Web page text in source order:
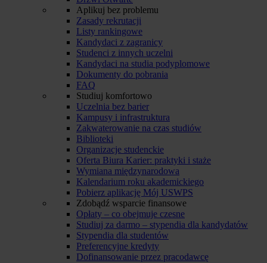
Aplikuj bez problemu
Zasady rekrutacji
Listy rankingowe
Kandydaci z zagranicy
Studenci z innych uczelni
Kandydaci na studia podyplomowe
Dokumenty do pobrania
FAQ
Studiuj komfortowo
Uczelnia bez barier
Kampusy i infrastruktura
Zakwaterowanie na czas studiów
Biblioteki
Organizacje studenckie
Oferta Biura Karier: praktyki i staże
Wymiana międzynarodowa
Kalendarium roku akademickiego
Pobierz aplikację Mój USWPS
Zdobądź wsparcie finansowe
Opłaty – co obejmuje czesne
Studiuj za darmo – stypendia dla kandydatów
Stypendia dla studentów
Preferencyjne kredyty
Dofinansowanie przez pracodawcę